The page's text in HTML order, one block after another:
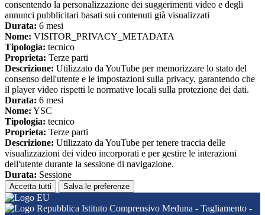
consentendo la personalizzazione dei suggerimenti video e degli
annunci pubblicitari basati sui contenuti già visualizzati
Durata: 6 mesi
Nome: VISITOR_PRIVACY_METADATA
Tipologia: tecnico
Proprieta: Terze parti
Descrizione: Utilizzato da YouTube per memorizzare lo stato del
consenso dell'utente e le impostazioni sulla privacy, garantendo che
il player video rispetti le normative locali sulla protezione dei dati.
Durata: 6 mesi
Nome: YSC
Tipologia: tecnico
Proprieta: Terze parti
Descrizione: Utilizzato da YouTube per tenere traccia delle
visualizzazioni dei video incorporati e per gestire le interazioni
dell'utente durante la sessione di navigazione.
Durata: Sessione
Accetta tutti Salva le preferenze
Istituto Comprensivo Meduna - Tagliamento -